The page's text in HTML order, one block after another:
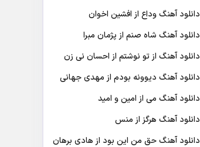
دانلود آهنگ وداع از افشين اخوان
دانلود آهنگ شاه صنم از پژمان مبرا
دانلود آهنگ از تو نوشتم از احسان نی زن
دانلود آهنگ دیوونه بودم از مهدی جهانی
دانلود آهنگ می از امین و امید
دانلود آهنگ هرگز از منس
دانلود آهنگ حق من این بود از هادی برهان